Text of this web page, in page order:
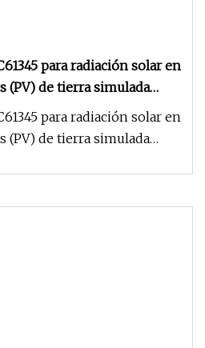
para radiación solar en
(PV) de tierra simulada
para radiación solar en
(PV) de tierra simulada